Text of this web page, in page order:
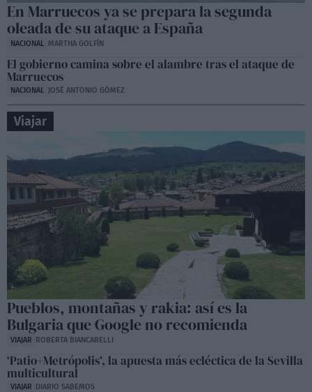
En Marruecos ya se prepara la segunda
oleada de su ataque a España
NACIONAL MARTHA GOLFÍN
El gobierno camina sobre el alambre tras el ataque de
Marruecos
NACIONAL JOSÉ ANTONIO GÓMEZ
Viajar
Pueblos, montañas y rakia: así es la
Bulgaria que Google no recomienda
VIAJAR ROBERTA BIANCARELLI
‘Patio+Metrópolis’, la apuesta más ecléctica de la Sevilla
multicultural
VIAJAR DIARIO SABEMOS